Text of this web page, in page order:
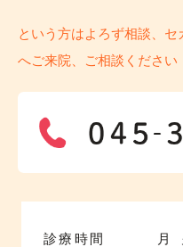
という方はよろず相談、
へご来院、ご相談ください
診療時間 月